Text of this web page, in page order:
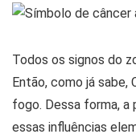
Todos os signos do
Então, como já sabe,
fogo. Dessa forma, a
essas influências